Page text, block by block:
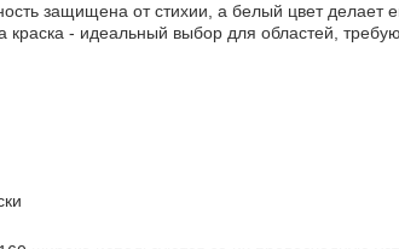
защищена от стихии, а белый цвет делает
краска - идеальный выбор для областей,